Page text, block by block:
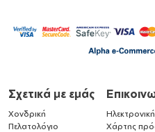
Σχετικά με εμάς
Χονδρική
Πελατολόγιο
Χάρτης